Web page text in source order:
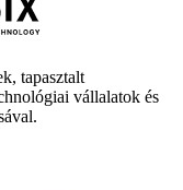
tapasztalt
vállalatok és